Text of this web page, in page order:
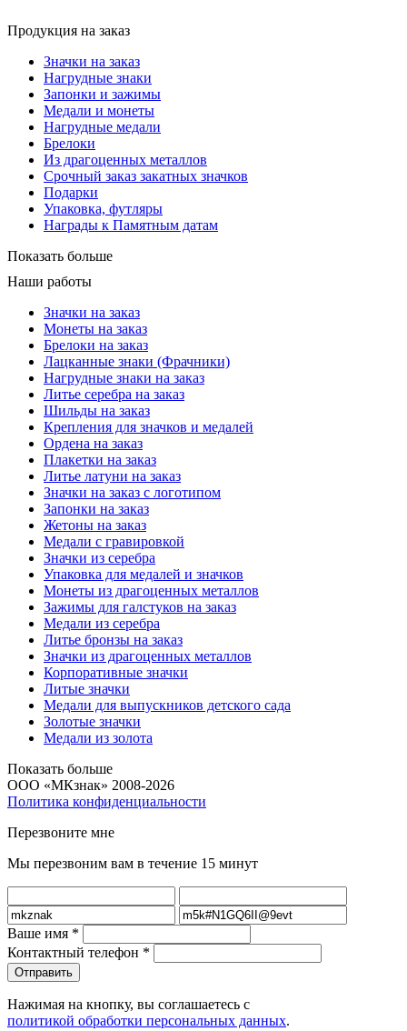
Продукция на заказ
Значки на заказ
Нагрудные знаки
Запонки и зажимы
Медали и монеты
Нагрудные медали
Брелоки
Из драгоценных металлов
Срочный заказ закатных значков
Подарки
Упаковка, футляры
Награды к Памятным датам
Показать больше
Наши работы
Значки на заказ
Монеты на заказ
Брелоки на заказ
Лацканные знаки (Фрачники)
Нагрудные знаки на заказ
Литье серебра на заказ
Шильды на заказ
Крепления для значков и медалей
Ордена на заказ
Плакетки на заказ
Литье латуни на заказ
Значки на заказ с логотипом
Запонки на заказ
Жетоны на заказ
Медали с гравировкой
Значки из серебра
Упаковка для медалей и значков
Монеты из драгоценных металлов
Зажимы для галстуков на заказ
Медали из серебра
Литье бронзы на заказ
Значки из драгоценных металлов
Корпоративные значки
Литые значки
Медали для выпускников детского сада
Золотые значки
Медали из золота
Показать больше
ООО «МКзнак» 2008-2026
Политика конфиденциальности
Перезвоните мне
Мы перезвоним вам в течение 15 минут
Ваше имя *
Контактный телефон *
Нажимая на кнопку, вы соглашаетесь с
политикой обработки персональных данных.